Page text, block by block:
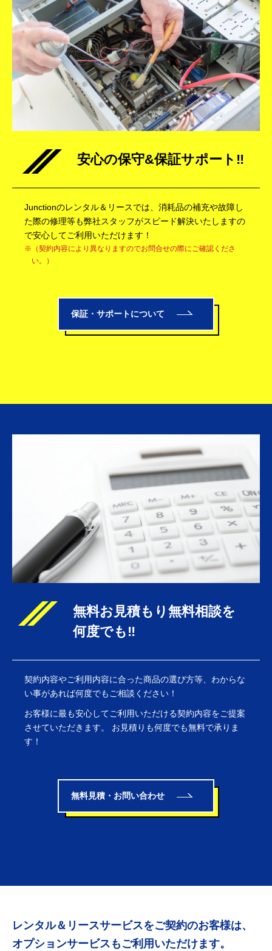
安心の保守&保証サポート‼
Junctionのレンタル＆リースでは、消耗品の補充や故障し
た際の修理等も弊社スタッフがスピード解決いたしますの
で安心してご利用いただけます！
（契約内容により異なりますのでお問合せの際にご確認くださ
い。）
保証・サポートについて
無料お見積もり無料相談を
何度でも‼
契約内容やご利用内容に合った商品の選び方等、わからな
い事があれば何度でもご相談ください！
お客様に最も安心してご利用いただける契約内容をご提案
させていただきます。 お見積りも何度でも無料で承りま
す！
無料見積・お問い合わせ
レンタル＆リースサービスをご契約のお客様は、
オプションサービスもご利用いただけます。